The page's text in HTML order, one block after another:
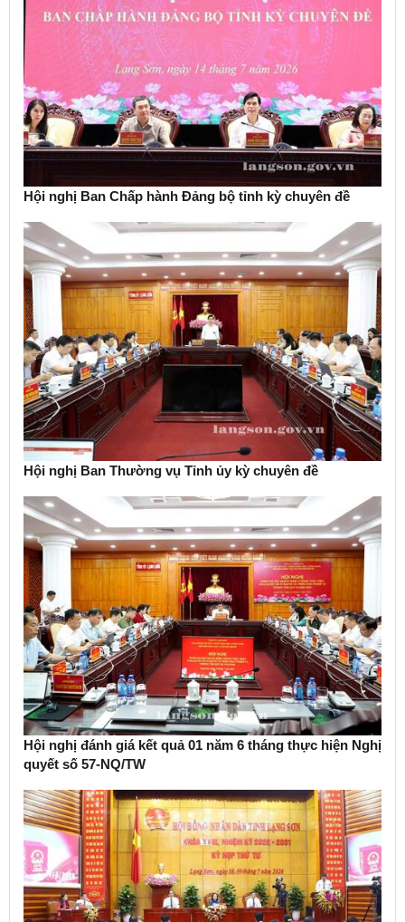
Hội nghị Ban Chấp hành Đảng bộ tỉnh kỳ chuyên đề
Hội nghị Ban Thường vụ Tỉnh ủy kỳ chuyên đề
Hội nghị đánh giá kết quả 01 năm 6 tháng thực hiện Nghị
quyết số 57-NQ/TW